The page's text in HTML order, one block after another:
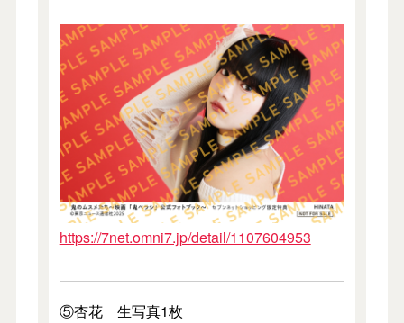
https://7net.omni7.jp/detail/1107604953
⑤杏花 生写真1枚